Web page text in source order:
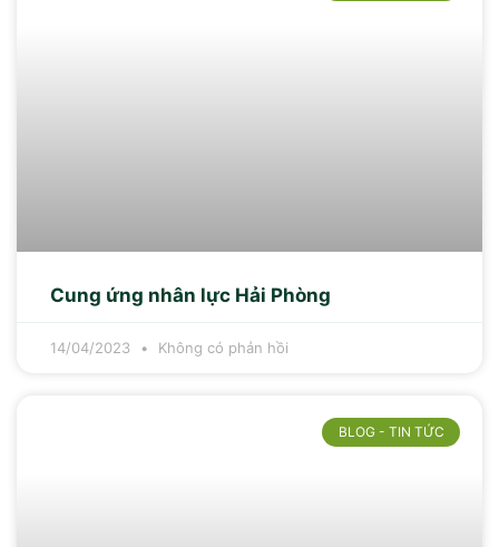
Cung ứng nhân lực Hải Phòng
14/04/2023 Không có phản hồi
BLOG - TIN TỨC